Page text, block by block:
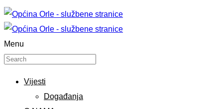
Menu
Vijesti
Događanja